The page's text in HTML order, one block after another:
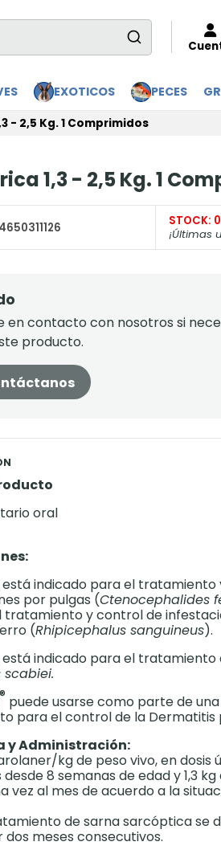
EXOTICOS PECES
- 2,5 Kg. 1 Comprimidos
1,3 - 2,5 Kg. 1
STOCK: 0
¡Últimas
en contacto con nosotros si
producto.
oral
está indicado para el
por pulgas (Ctenocephalides
tratamiento y control de
(Rhipicephalus sanguineus).
indicado para el tratamiento
scabiei.
® puede usarse como parte de
para el control de la Dermatitis
y Administración:
kg de peso vivo, en dosis
8 semanas de edad y 1,3
vez al mes de acuerdo a la
de sarna sarcóptica se
dos meses consecutivos.